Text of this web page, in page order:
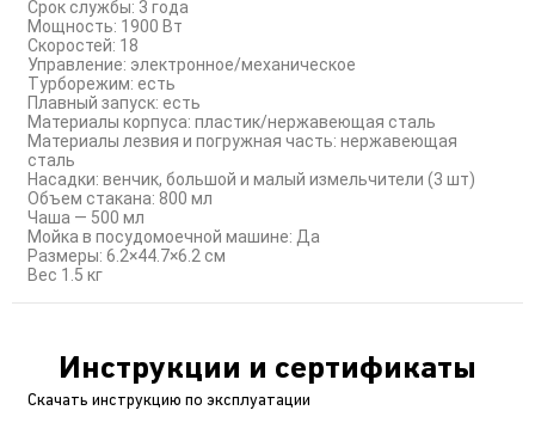
Срок службы: 3 года
Мощность: 1900 Вт
Скоростей: 18
Управление: электронное/механическое
Турборежим: есть
Плавный запуск: есть
Материалы корпуса: пластик/нержавеющая сталь
Материалы лезвия и погружная часть: нержавеющая
сталь
Насадки: венчик, большой и малый измельчители (3 шт)
Объем стакана: 800 мл
Чаша — 500 мл
Мойка в посудомоечной машине: Да
Размеры: 6.2×44.7×6.2 см
Вес 1.5 кг
Инструкции и сертификаты
Скачать инструкцию по эксплуатации